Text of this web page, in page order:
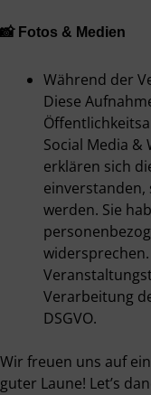
📸 Fotos & Medien
Während der
Diese
Social Media &
erklären sich
werden. Sie
Verarbeitung
DSGVO.
Wir freuen uns auf
guter Laune! Let’s